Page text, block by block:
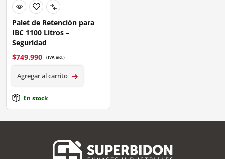
Palet de Retención para
IBC 1100 Litros –
Seguridad
$749.990 (IVA incl.)
Agregar al carrito
En stock